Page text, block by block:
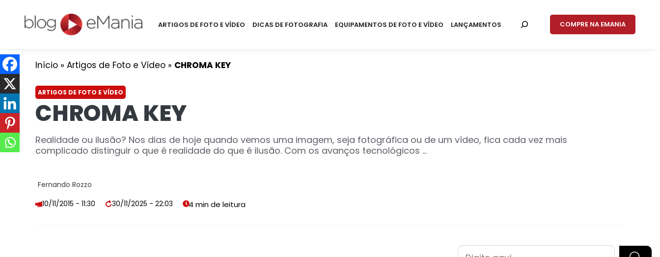
ARTIGOS DE FOTO E VÍDEO DICAS DE FOTOGRAFIA EQUIPAMENTOS DE FOTO E VÍDEO LANÇAMENTOS COMPRE NA EMANIA
Início » Artigos de Foto e Vídeo » CHROMA KEY
ARTIGOS DE FOTO E VÍDEO
CHROMA KEY
Realidade ou ilusão? Nos dias de hoje quando vemos uma imagem, seja fotográfica ou de um vídeo, fica cada vez mais
complicado distinguir o que é realidade do que é ilusão. Com os avanços tecnológicos ...
Fernando Rozzo
10/11/2015 - 11:30
30/11/2025 - 22:03
Pesquisar